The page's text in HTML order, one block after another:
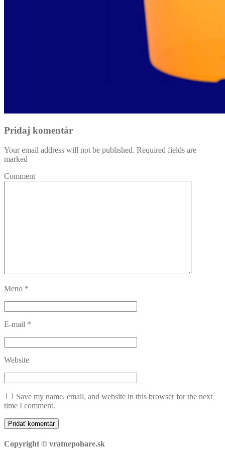
Pridaj komentár
Your email address will not be published. Required fields are
marked
Comment
Meno *
E-mail *
Website
Save my name, email, and website in this browser for the next
time I comment.
Copyright © vratnepohare.sk